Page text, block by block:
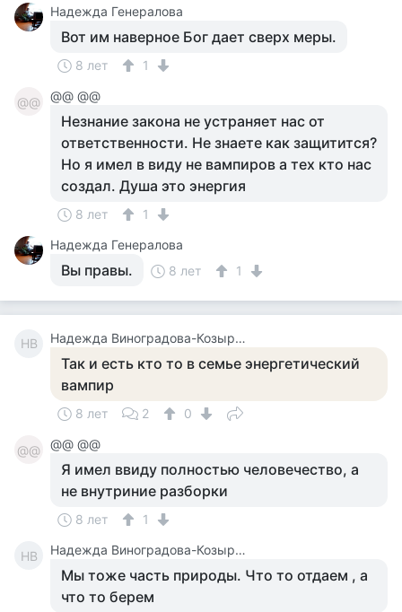
Надежда Генералова
Вот им наверное Бог дает сверх меры.
8 лет 1
@@ @@ @@
Незнание закона не устраняет нас от
ответственности. Не знаете как защитится?
Но я имел в виду не вампиров а тех кто нас
создал. Душа это энергия
8 лет
1
Надежда Генералова
Вы правы. 8 лет 1
НВ Надежда Виноградова-Козырева
Так и есть кто то в семье энергетический
вампир
8 лет 2 0
@@ @@ @@
Я имел ввиду полностью человечество, а
не внутриние разборки
8 лет 1
НВ Надежда Виноградова-Козырева
Мы тоже часть природы. Что то отдаем , а
что то берем